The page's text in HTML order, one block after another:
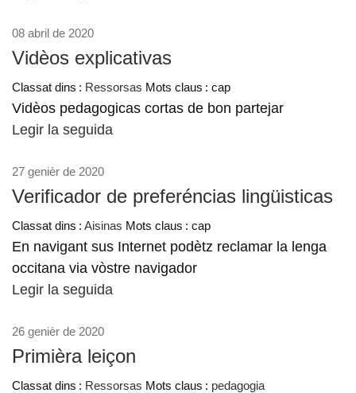
08 abril de 2020
Vidèos explicativas
Classat dins : Ressorsas Mots claus : cap
Vidèos pedagogicas cortas de bon partejar
Legir la seguida
27 genièr de 2020
Verificador de preferéncias lingüisticas
Classat dins : Aisinas Mots claus : cap
En navigant sus Internet podètz reclamar la lenga
occitana via vòstre navigador
Legir la seguida
26 genièr de 2020
Primièra leiçon
Classat dins : Ressorsas Mots claus : pedagogia